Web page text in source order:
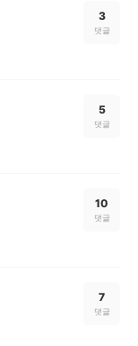
3
댓글
5
댓글
10
댓글
7
댓글